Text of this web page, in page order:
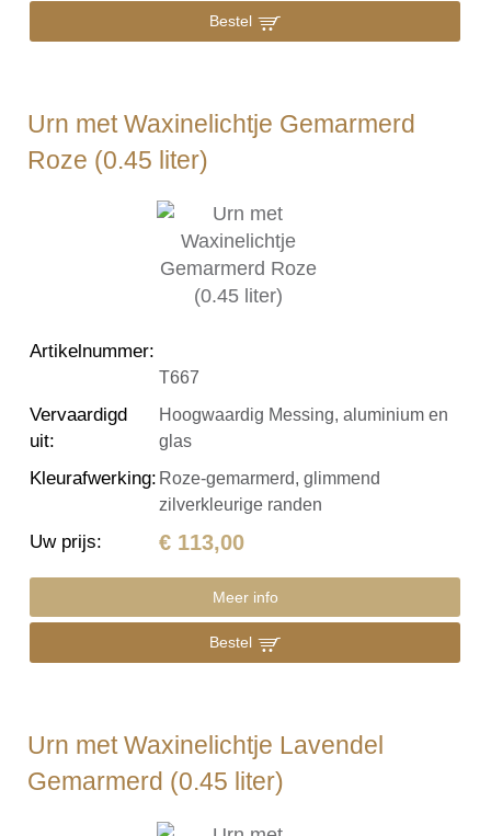
Bestel
Urn met Waxinelichtje Gemarmerd
Roze (0.45 liter)
Artikelnummer:
T667
Vervaardigd
uit:
Hoogwaardig Messing, aluminium en
glas
Kleurafwerking: Roze-gemarmerd, glimmend
zilverkleurige randen
Uw prijs: € 113,00
Meer info
Bestel
Urn met Waxinelichtje Lavendel
Gemarmerd (0.45 liter)